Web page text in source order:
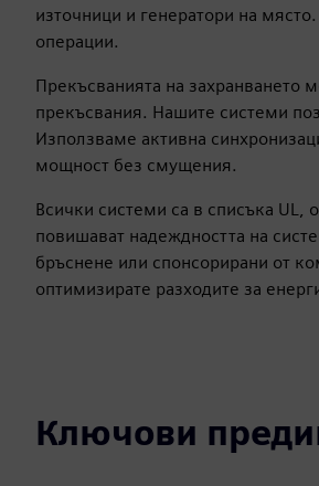
източници и генератори на
операции.
Прекъсванията на захранването
прекъсвания. Нашите системи
Използваме активна
мощност без смущения.
Всички системи са в списъка UL,
повишават надеждността на
бръснене или спонсорирани от
оптимизирате разходите за
Ключови